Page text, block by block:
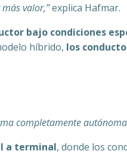
valor,”explica Hafmar.
bajo condiciones
híbrido, los
completamente
a terminal, donde los